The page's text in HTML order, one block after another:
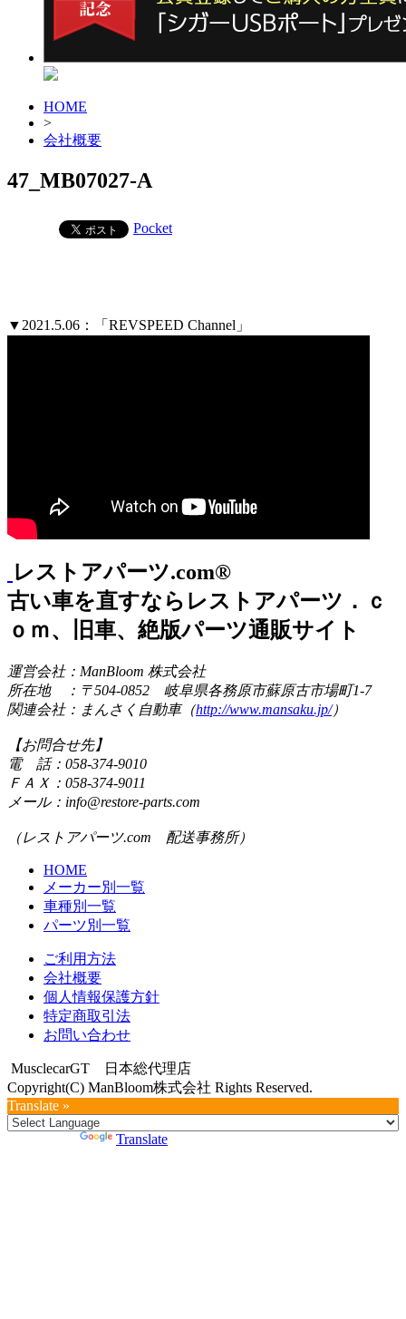
HOME
>
会社概要
47_MB07027-A
Pocket
▼2021.5.06：「REVSPEED Channel」
レストアパーツ.com®
古い車を直すならレストアパーツ．ｃ
ｏｍ、旧車、絶版パーツ通販サイト
運営会社：ManBloom 株式会社
所在地 ：〒504-0852 岐阜県各務原市蘇原古市場町1-7
関連会社：まんさく自動車（http://www.mansaku.jp/）
【お問合せ先】
電 話：058-374-9010
ＦＡＸ：058-374-9011
メール：info@restore-parts.com
（レストアパーツ.com 配送事務所）
HOME
メーカー別一覧
車種別一覧
パーツ別一覧
ご利用方法
会社概要
個人情報保護方針
特定商取引法
お問い合わせ
MusclecarGT 日本総代理店
Copyright(C) ManBloom株式会社 Rights Reserved.
Translate »
Translate